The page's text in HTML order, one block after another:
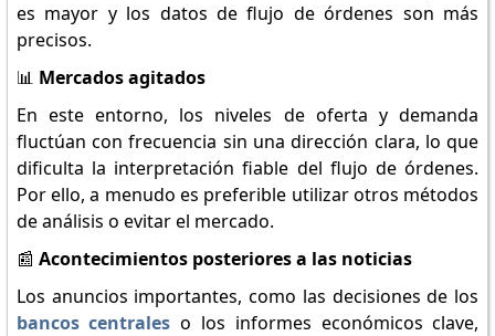
es mayor y los datos de flujo de órdenes son más
precisos.
📊 Mercados agitados
En este entorno, los niveles de oferta y demanda
fluctúan con frecuencia sin una dirección clara, lo que
dificulta la interpretación fiable del flujo de órdenes.
Por ello, a menudo es preferible utilizar otros métodos
de análisis o evitar el mercado.
📰 Acontecimientos posteriores a las noticias
Los anuncios importantes, como las decisiones de los
bancos centrales o los informes económicos clave,